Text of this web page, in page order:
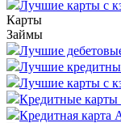
Лучшие карты с
Карты
Займы
Лучшие
Лучшие
Лучшие карты с
Кредитные карты
Кредитная карта